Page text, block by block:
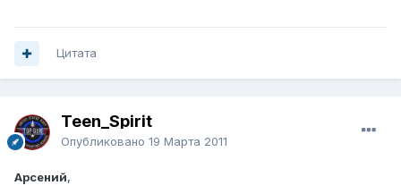
Цитата
Teen_Spirit
Опубликовано 19 Марта 2011
Арсений,